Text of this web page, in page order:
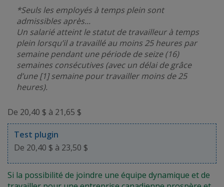
*Seuls les employés à temps plein sont
admissibles après...
Un salarié atteint le statut de travailleur à temps
plein lorsqu’il a travaillé au moins 25 heures par
semaine pendant une période de seize (16)
semaines consécutives (avec un délai de grâce
d’une [1] semaine pour travailler moins de 25
heures).
De 20,40 $ à 21,65 $
Test plugin
De 20,40 $ à 23,50 $
Si la possibilité de joindre une équipe dynamique et de